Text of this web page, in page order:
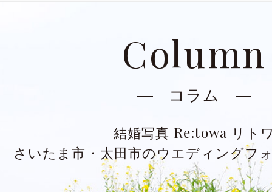
洋装スタジオ
和装スタジオ
Kimono studio
太田店ギャラリー 大宮
Column
コラム
結婚写真 Re:towa リト
さいたま市・太田市のウエディングフ